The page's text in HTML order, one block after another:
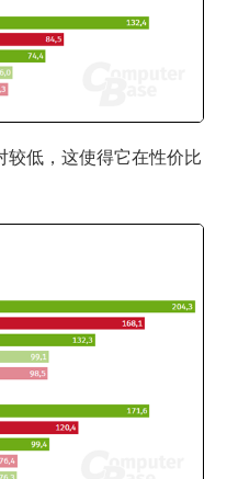
较低，这使得它在性价比